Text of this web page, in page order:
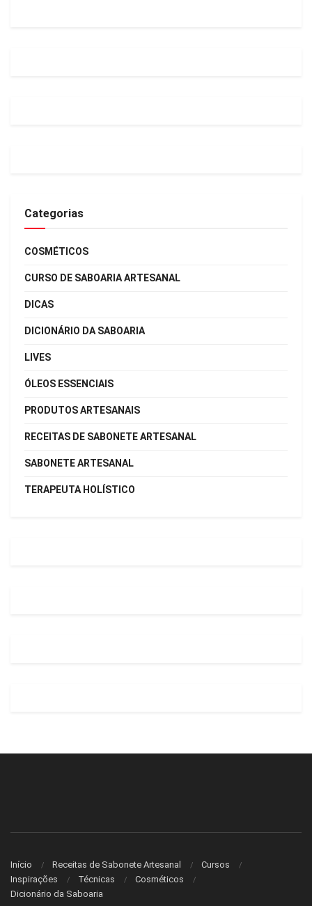
Categorias
COSMÉTICOS
CURSO DE SABOARIA ARTESANAL
DICAS
DICIONÁRIO DA SABOARIA
LIVES
ÓLEOS ESSENCIAIS
PRODUTOS ARTESANAIS
RECEITAS DE SABONETE ARTESANAL
SABONETE ARTESANAL
TERAPEUTA HOLÍSTICO
Início Receitas de Sabonete Artesanal
Cursos
Inspirações
Técnicas
Cosméticos
Dicionário da Saboaria